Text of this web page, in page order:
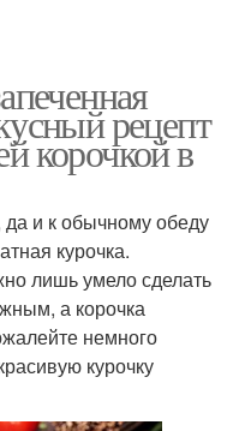
рецепт
корочкой в
и к обычному обеду
курочка.
лишь умело сделать
а корочка
немного
курочку